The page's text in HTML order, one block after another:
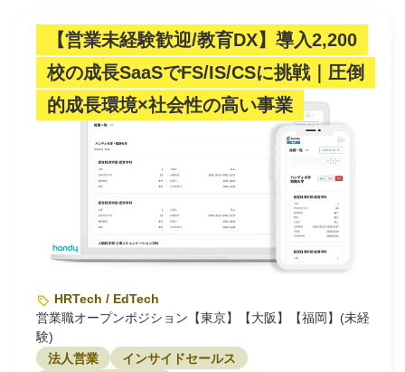
【営業未経験歓迎/教育DX】導入2,200
校の成長SaaSでFS/IS/CSに挑戦｜圧倒
的成長環境×社会性の高い事業
HRTech / EdTech
営業職オープンポジション【東京】【大阪】【福岡】(未経
験)
法人営業
インサイドセールス